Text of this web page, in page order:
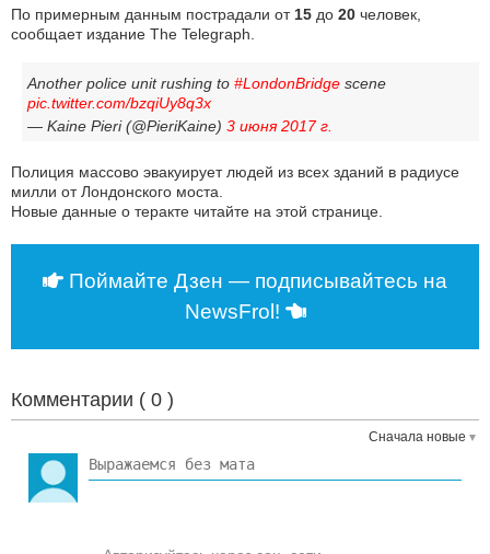
По примерным данным пострадали от 15 до 20 человек,
сообщает издание The Telegraph.
Another police unit rushing to #LondonBridge scene
pic.twitter.com/bzqiUy8q3x
— Kaine Pieri (@PieriKaine) 3 июня 2017 г.
Полиция массово эвакуирует людей из всех зданий в радиусе
милли от Лондонского моста.
Новые данные о теракте читайте на этой странице.
Поймайте Дзен — подписывайтесь на
NewsFrol!
Комментарии ( 0 )
Сначала новые